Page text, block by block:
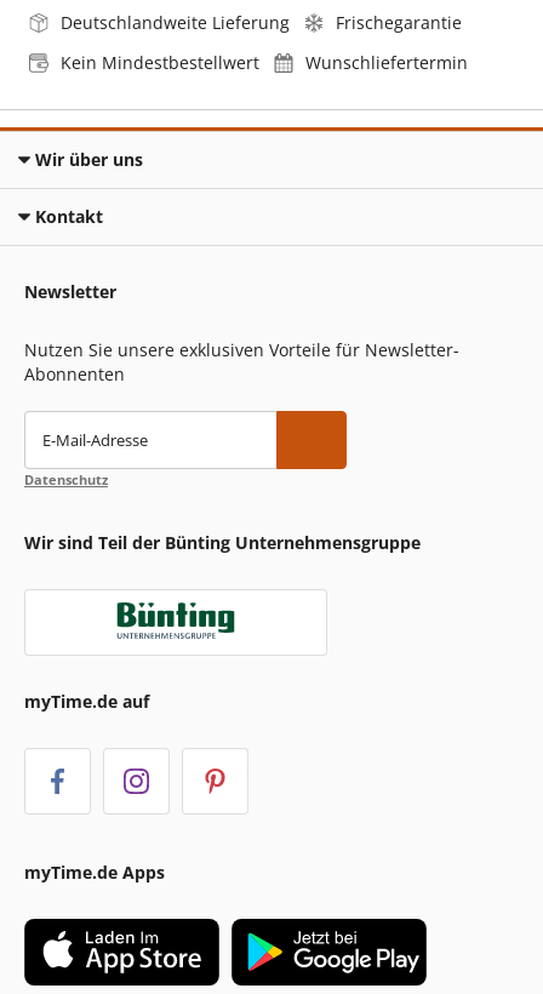
Deutschlandweite Lieferung
Frischegarantie
Kein Mindestbestellwert
Wunschliefertermin
Wir über uns
Kontakt
Newsletter
Nutzen Sie unsere exklusiven Vorteile für Newsletter-
Abonnenten
E-Mail-Adresse
Datenschutz
Wir sind Teil der Bünting Unternehmensgruppe
myTime.de auf
myTime.de Apps